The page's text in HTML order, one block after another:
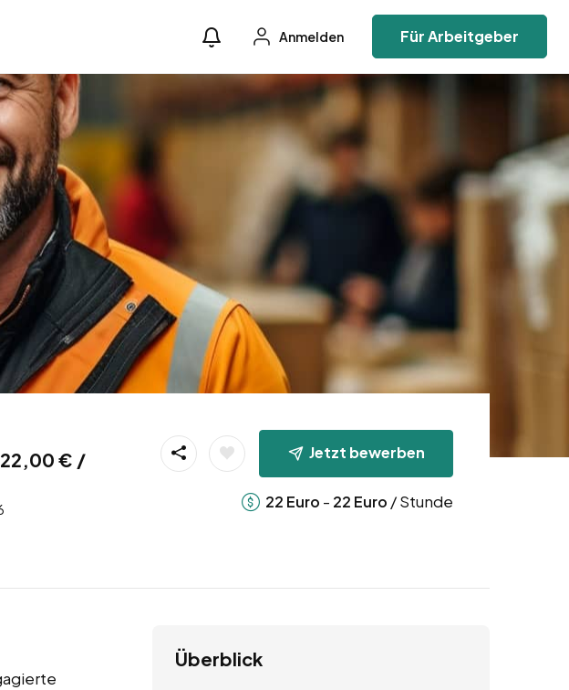
Anmelden Für Arbeitgeber
€ /
Jetzt bewerben
22 Euro - 22 Euro / Stunde
Überblick